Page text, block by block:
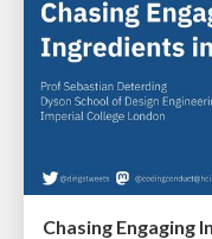
Chasing Engaging